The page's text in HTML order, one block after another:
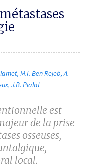
M.I. Ben Rejeb A.
J.B. Pialat
est
de la prise
osseuses,
local.